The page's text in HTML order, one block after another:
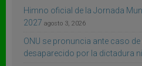
Himno oficial de la Jornada
2027 agosto 3, 2026
ONU se pronuncia ante caso
desaparecido por la dictadura